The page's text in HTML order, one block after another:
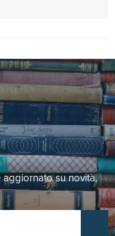
aggiornato su novità,